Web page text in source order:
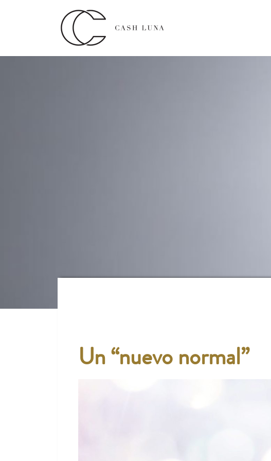
Un “nuevo normal”